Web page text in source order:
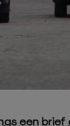
een brief